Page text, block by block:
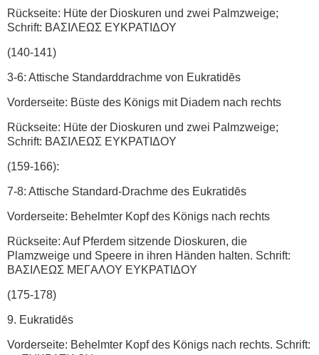
Rückseite: Hüte der Dioskuren und zwei Palmzweige;
Schrift: ΒΑΣΙΛΕΩΣ EYKPATIΔOY
(140-141)
3-6: Attische Standarddrachme von Eukratidēs
Vorderseite: Büste des Königs mit Diadem nach rechts
Rückseite: Hüte der Dioskuren und zwei Palmzweige;
Schrift: ΒΑΣΙΛΕΩΣ EYKPATIΔOY
(159-166):
7-8: Attische Standard-Drachme des Eukratidēs
Vorderseite: Behelmter Kopf des Königs nach rechts
Rückseite: Auf Pferdem sitzende Dioskuren, die
Plamzweige und Speere in ihren Händen halten. Schrift:
BAΣIΛEΩΣ MEΓAΛOY EYKPATIΔOY
(175-178)
9. Eukratidēs
Vorderseite: Behelmter Kopf des Königs nach rechts. Schrift: